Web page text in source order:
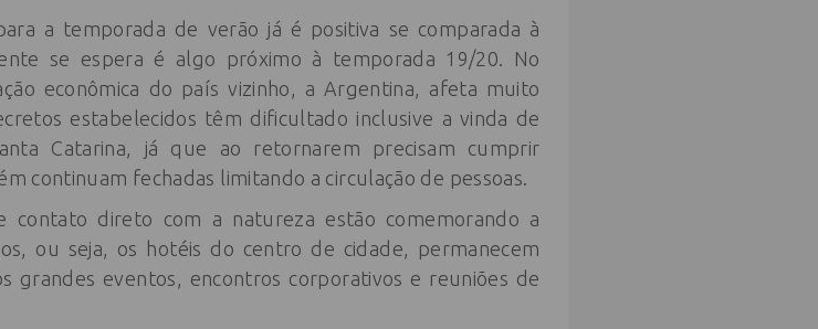
a temporada de verão já é positiva se comparada à
se espera é algo próximo à temporada 19/20. No
econômica do país vizinho, a Argentina, afeta muito
estabelecidos têm dificultado inclusive a vinda de
Catarina, já que ao retornarem precisam cumprir
continuam fechadas limitando a circulação de pessoas.
direto com a natureza estão comemorando a
ou seja, os hotéis do centro de cidade, permanecem
grandes eventos, encontros corporativos e reuniões de